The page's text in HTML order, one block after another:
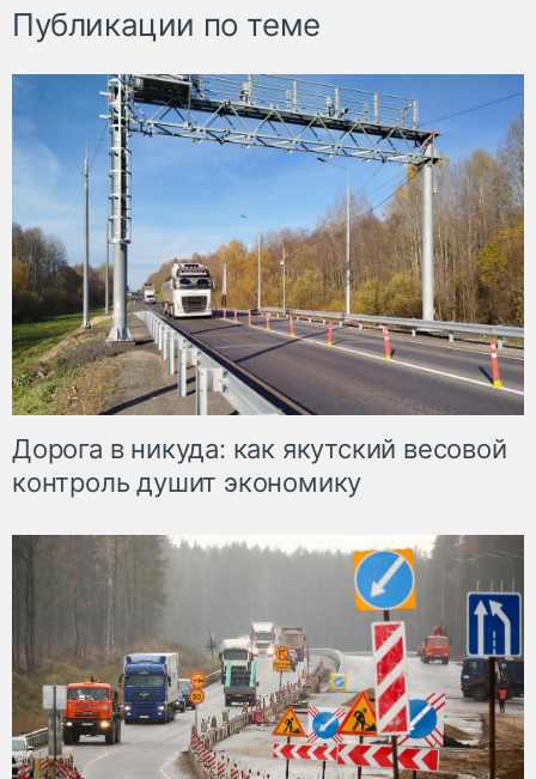
Публикации по теме
Дорога в никуда: как якутский весовой
контроль душит экономику